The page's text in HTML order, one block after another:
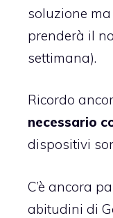
soluzione
prenderà il
settimana).
Ricordo
necessario
dispositivi
C’è ancora
abitudini di